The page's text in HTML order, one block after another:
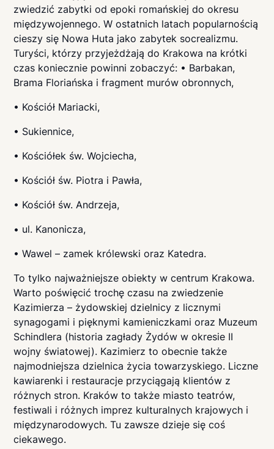
zwiedzić zabytki od epoki romańskiej do okresu
międzywojennego. W ostatnich latach popularnością
cieszy się Nowa Huta jako zabytek socrealizmu.
Turyści, którzy przyjeżdżają do Krakowa na krótki
czas koniecznie powinni zobaczyć: • Barbakan,
Brama Floriańska i fragment murów obronnych,
• Kościół Mariacki,
• Sukiennice,
• Kościółek św. Wojciecha,
• Kościół św. Piotra i Pawła,
• Kościół św. Andrzeja,
• ul. Kanonicza,
• Wawel – zamek królewski oraz Katedra.
To tylko najważniejsze obiekty w centrum Krakowa.
Warto poświęcić trochę czasu na zwiedzenie
Kazimierza – żydowskiej dzielnicy z licznymi
synagogami i pięknymi kamieniczkami oraz Muzeum
Schindlera (historia zagłady Żydów w okresie II
wojny światowej). Kazimierz to obecnie także
najmodniejsza dzielnica życia towarzyskiego. Liczne
kawiarenki i restauracje przyciągają klientów z
różnych stron. Kraków to także miasto teatrów,
festiwali i różnych imprez kulturalnych krajowych i
międzynarodowych. Tu zawsze dzieje się coś
ciekawego.